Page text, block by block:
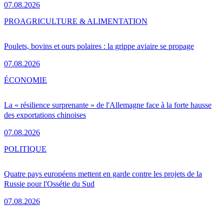
07.08.2026
Poulets, bovins et ours polaires : la grippe aviaire se propage
07.08.2026
PROAGRICULTURE & ALIMENTATION
La « résilience surprenante » de l'Allemagne face à la forte hausse
des exportations chinoises
07.08.2026
ÉCONOMIE
Quatre pays européens mettent en garde contre les projets de la
Russie pour l'Ossétie du Sud
07.08.2026
POLITIQUE